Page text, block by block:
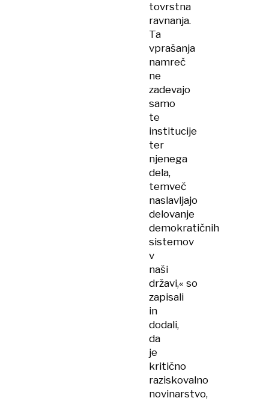
tovrstna
ravnanja.
Ta
vprašanja
namreč
ne
zadevajo
samo
te
institucije
ter
njenega
dela,
temveč
naslavljajo
delovanje
demokratičnih
sistemov
v
naši
državi,« so
zapisali
in
dodali,
da
je
kritično
raziskovalno
novinarstvo,